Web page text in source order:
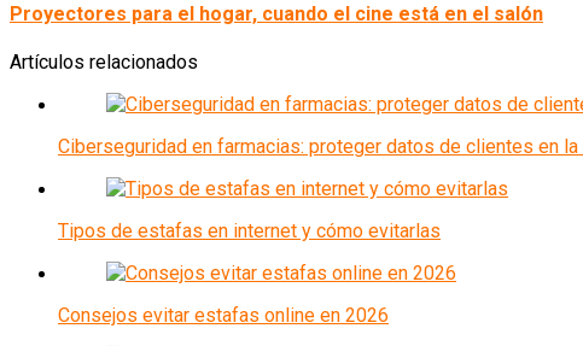
Proyectores para el hogar, cuando el cine está en el salón
Artículos relacionados
Ciberseguridad en farmacias: proteger datos de clientes en
Tipos de estafas en internet y cómo evitarlas
Consejos evitar estafas online en 2026